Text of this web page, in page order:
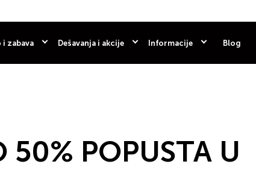
i zabava Dešavanja i akcije Informacije Blog
50% POPUSTA U